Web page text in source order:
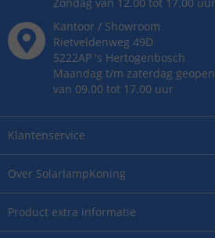
Over SolarlampKoning
Product extra informatie
Klantenservice
Kantoor / Showroom
Rietveldenweg 49D
5222AP 's Hertogenbosch
Maandag t/m zaterdag
van 09.00 tot 17.00 uur